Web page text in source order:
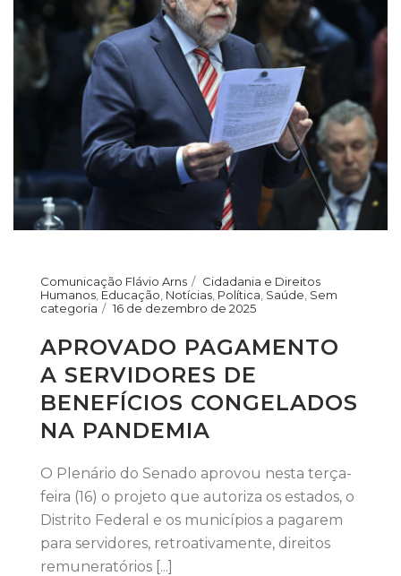
Comunicação Flávio Arns
Cidadania e Direitos
Humanos Educação Notícias Política Saúde Sem
categoria
16 de dezembro de 2025
APROVADO PAGAMENTO
A SERVIDORES DE
BENEFÍCIOS CONGELADOS
NA PANDEMIA
O Plenário do Senado aprovou nesta terça-
feira (16) o projeto que autoriza os estados, o
Distrito Federal e os municípios a pagarem
para servidores, retroativamente, direitos
remuneratórios [...]